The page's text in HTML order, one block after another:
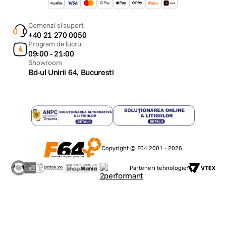
Comenzi si suport
+40 21 270 0050
Program de lucru
09:00 - 21:00
Showroom
Bd-ul Unirii 64, Bucuresti
Copyright © F64 2001 - 2026
Parteneri tehnologie: